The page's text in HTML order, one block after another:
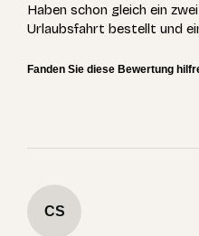
Haben schon gleich ein
Urlaubsfahrt bestellt und
Fanden Sie diese Bewertung
CS